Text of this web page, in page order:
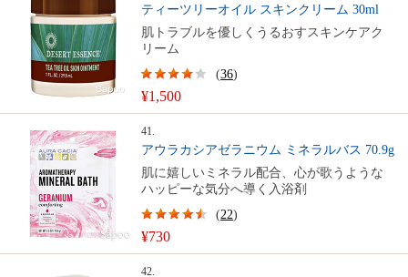
ティーツリーオイル スキンクリーム 30ml
肌トラブルを優しくうるおすスキンケアク
リーム
¥1,500
(36)
41.
アウラカシアゼラニウム ミネラルバス 70.9g
肌に嬉しいミネラル配合、心が歌うような
ハッピーな気分へ導く入浴剤
¥730
(22)
42.